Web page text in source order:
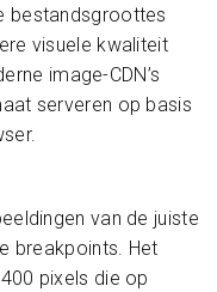
bestandsgroottes
visuele kwaliteit
image-CDN’s
serveren op basis
van de juiste
breakpoints. Het
pixels die op